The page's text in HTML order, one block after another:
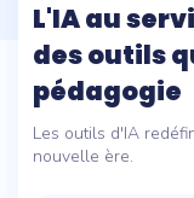
L'IA au
des outils
pédagogie
Les outils d'IA
nouvelle ère.